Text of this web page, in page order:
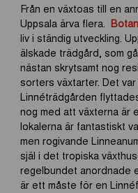
Från en växtoas till en
Uppsala ärva flera.
liv i ständig utveckling.
älskade trädgård, som
nästan skrytsamt nog
sorters växtarter. Det
Linnéträdgården
nog med att växterna är
lokalerna är fantastiskt
men rogivande
själ i det tropiska
regelbundet anordnade
är ett måste för en